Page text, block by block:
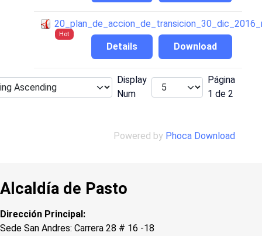
Hot
Download
Details
Display
Num
Página
1 de 2
Powered by Phoca Download
Alcaldía de Pasto
Dirección Principal:
Sede San Andres: Carrera 28 # 16 -18